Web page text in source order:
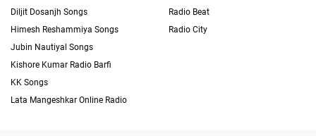
Diljit Dosanjh Songs
Himesh Reshammiya Songs
Jubin Nautiyal Songs
Kishore Kumar Radio Barfi
KK Songs
Lata Mangeshkar Online Radio
Radio Beat
Radio City